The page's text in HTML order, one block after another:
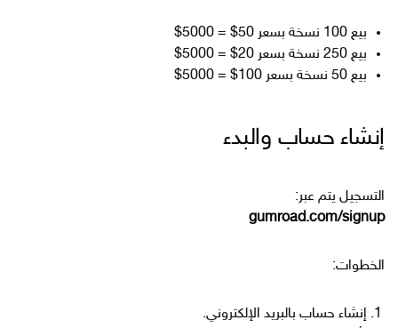
بيع 100 نسخة بسعر 50$ = 5000$
بيع 250 نسخة بسعر 20$ = 5000$
بيع 50 نسخة بسعر 100$ = 5000$
إنشاء حساب والبدء
التسجيل يتم عبر:
gumroad.com/signup
الخطوات:
إنشاء حساب بالبريد الإلكتروني.